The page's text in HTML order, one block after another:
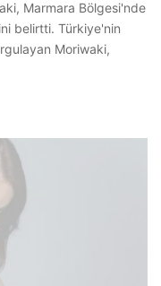
Marmara Bölgesi'nde
belirtti. Türkiye'nin
Moriwaki,